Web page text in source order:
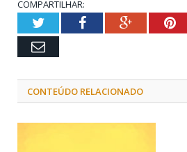
COMPARTILHAR:
TwitterFacebookGoogle+
Email
CONTEÚDO RELACIONADO